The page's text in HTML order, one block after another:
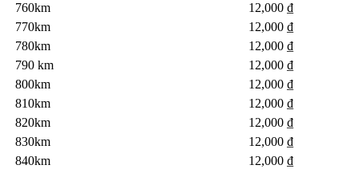
760km
12,000 ₫
770km
12,000 ₫
780km
12,000 ₫
790 km
12,000 ₫
800km
12,000 ₫
810km
12,000 ₫
820km
12,000 ₫
830km
12,000 ₫
840km
12,000 ₫